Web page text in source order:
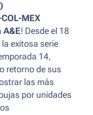
MEX
A&E! Desde el 18
exitosa serie
14,
retorno de sus
las más
por unidades